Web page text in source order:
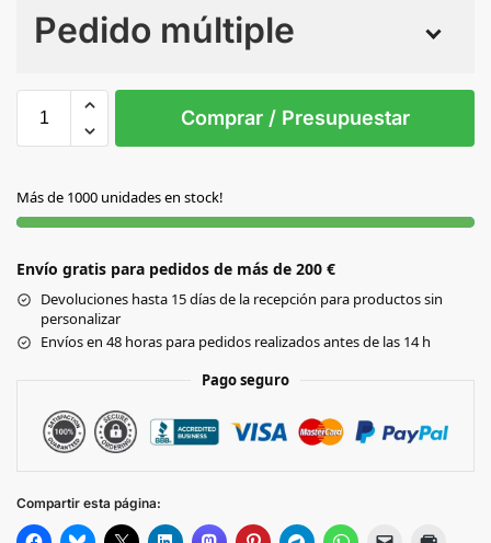
Pedido múltiple
Comprar / Presupuestar
Más de 1000 unidades en stock!
Envío gratis para pedidos de más de 200 €
Devoluciones hasta 15 días de la recepción para productos sin
personalizar
Envíos en 48 horas para pedidos realizados antes de las 14 h
Pago seguro
Compartir esta página: